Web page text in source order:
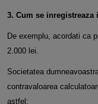
3. Cum se
De exemplu, acordati ca
2.000 lei.
Societatea
contravaloarea
astfel: